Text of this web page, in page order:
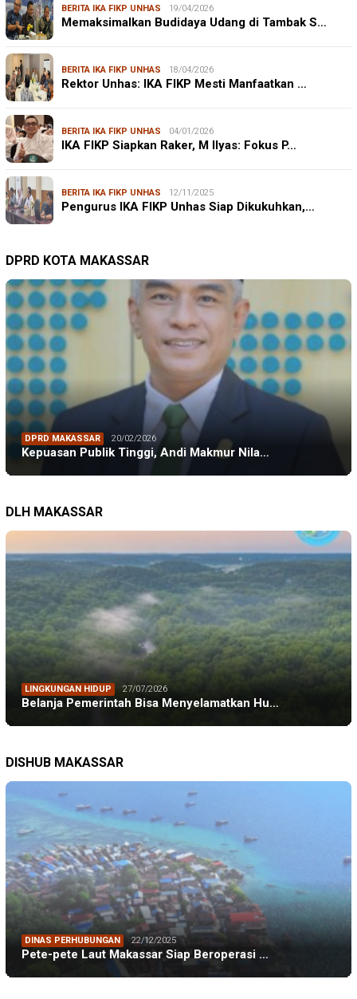
BERITA IKA FIKP UNHAS 19/04/2026
Memaksimalkan Budidaya Udang di Tambak S…
BERITA IKA FIKP UNHAS 18/04/2026
Rektor Unhas: IKA FIKP Mesti Manfaatkan …
BERITA IKA FIKP UNHAS 04/01/2026
IKA FIKP Siapkan Raker, M Ilyas: Fokus P…
BERITA IKA FIKP UNHAS 12/11/2025
Pengurus IKA FIKP Unhas Siap Dikukuhkan,…
DPRD KOTA MAKASSAR
DPRD MAKASSAR 20/02/2026
Kepuasan Publik Tinggi, Andi Makmur Nila…
DLH MAKASSAR
LINGKUNGAN HIDUP 27/07/2026
Belanja Pemerintah Bisa Menyelamatkan Hu…
DISHUB MAKASSAR
DINAS PERHUBUNGAN 22/12/2025
Pete-pete Laut Makassar Siap Beroperasi …